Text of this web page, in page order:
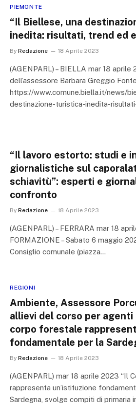
PIEMONTE
“Il Biellese, una
inedita: risultati, trend ed
By Redazione 18 Aprile 2023
(AGENPARL) – BIELLA mar 18 aprile
dell’assessore Barbara Greggio
https://www.comune.biella.it/news/
destinazione-turistica-inedita-
“Il lavoro estorto: studi e
giornalistiche sul
schiavitù”: esperti e
confronto
By Redazione 18 Aprile 2023
(AGENPARL) – FERRARA mar 18
FORMAZIONE – Sabato 6 maggio
Consiglio comunale (piazza…
REGIONI
Ambiente, Assessore
allievi del corso per agenti
corpo forestale
fondamentale per la
By Redazione 18 Aprile 2023
(AGENPARL) mar 18 aprile 2023 “Il
rappresenta un’istituzione
Sardegna, svolge compiti di primaria